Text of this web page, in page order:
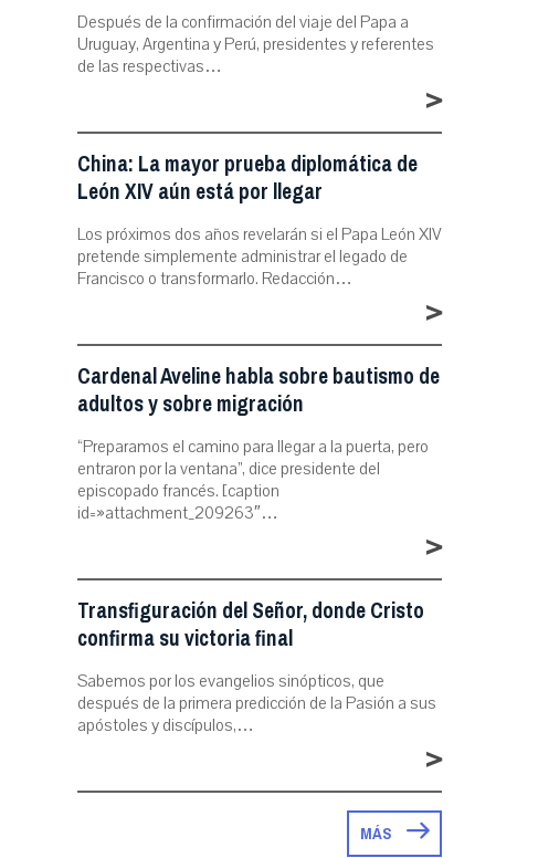
Después de la confirmación del viaje del Papa a
Uruguay, Argentina y Perú, presidentes y referentes
de las respectivas…
>
China: La mayor prueba diplomática de
León XIV aún está por llegar
Los próximos dos años revelarán si el Papa León XIV
pretende simplemente administrar el legado de
Francisco o transformarlo. Redacción…
>
Cardenal Aveline habla sobre bautismo de
adultos y sobre migración
“Preparamos el camino para llegar a la puerta, pero
entraron por la ventana”, dice presidente del
episcopado francés. [caption
id=»attachment_209263″…
>
Transfiguración del Señor, donde Cristo
confirma su victoria final
Sabemos por los evangelios sinópticos, que
después de la primera predicción de la Pasión a sus
apóstoles y discípulos,…
>
MÁS